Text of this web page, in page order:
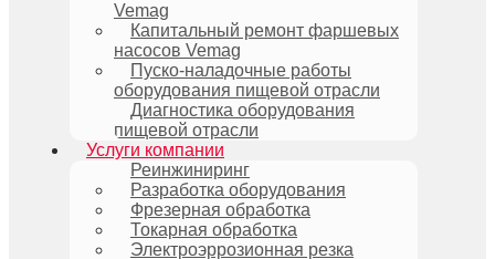
Vemag
Капитальный ремонт фаршевых
насосов Vemag
Пуско-наладочные работы
оборудования пищевой отрасли
Диагностика оборудования
пищевой отрасли
Услуги компании
Реинжиниринг
Разработка оборудования
Фрезерная обработка
Токарная обработка
Электроэррозионная резка